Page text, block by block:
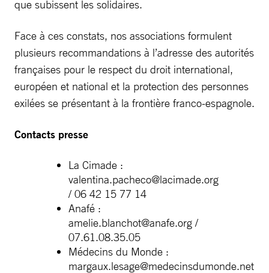
que subissent les solidaires.
Face à ces constats, nos associations formulent
plusieurs recommandations à l’adresse des autorités
françaises pour le respect du droit international,
européen et national et la protection des personnes
exilées se présentant à la frontière franco-espagnole.
Contacts presse
La Cimade :
valentina.pacheco@lacimade.org
/ 06 42 15 77 14
Anafé :
amelie.blanchot@anafe.org /
07.61.08.35.05
Médecins du Monde :
margaux.lesage@medecinsdumonde.net